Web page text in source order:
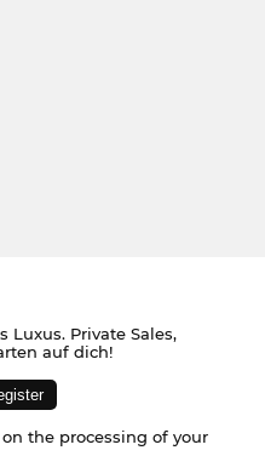
Luxus. Private Sales,
auf dich!
the processing of your